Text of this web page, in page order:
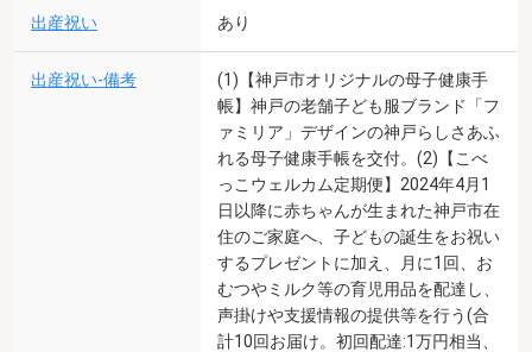
出産祝い あり
出産祝い-備考
(1)【神戸市オリジナルの母子健康手
帳】神戸の老舗子ども服ブランド「フ
ァミリア」デザインの神戸らしさあふ
れる母子健康手帳を交付。(2)【こべ
っこウェルカム定期便】2024年4月1
日以降に赤ちゃんが生まれた神戸市在
住のご家庭へ、子どもの誕生をお祝い
するプレゼントに加え、月に1回、お
むつやミルク等の育児用品を配達し、
声掛けや支援情報の提供等を行う(合
計10回お届け。初回配達:1万円相当、